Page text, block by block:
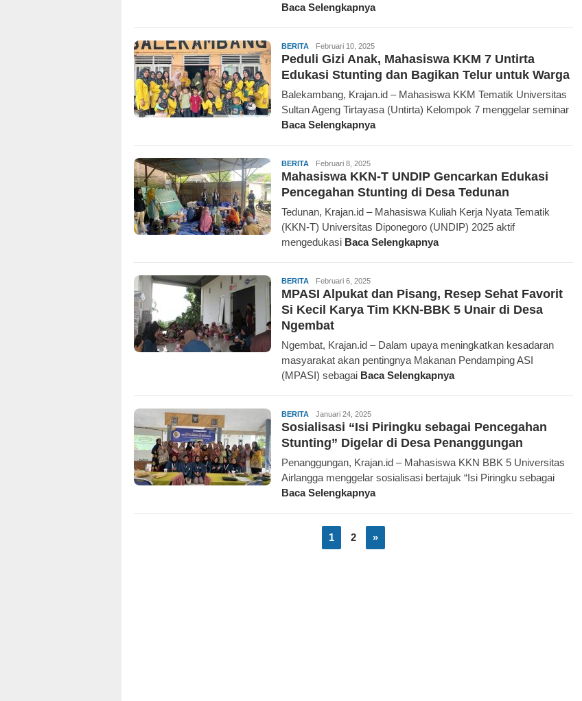
Baca Selengkapnya
BERITA Bani
Kamilawati
Februari 10, 2025
Peduli Gizi Anak, Mahasiswa KKM 7 Untirta
Edukasi Stunting dan Bagikan Telur untuk Warga
Balekambang, Krajan.id – Mahasiswa KKM Tematik Universitas
Sultan Ageng Tirtayasa (Untirta) Kelompok 7 menggelar seminar
Baca Selengkapnya
BERITA Bani
Kamilawati
Februari 8, 2025
Mahasiswa KKN-T UNDIP Gencarkan Edukasi
Pencegahan Stunting di Desa Tedunan
Tedunan, Krajan.id – Mahasiswa Kuliah Kerja Nyata Tematik
(KKN-T) Universitas Diponegoro (UNDIP) 2025 aktif
mengedukasi Baca Selengkapnya
BERITA Bani
Kamilawati
Februari 6, 2025
MPASI Alpukat dan Pisang, Resep Sehat Favorit
Si Kecil Karya Tim KKN-BBK 5 Unair di Desa
Ngembat
Ngembat, Krajan.id – Dalam upaya meningkatkan kesadaran
masyarakat akan pentingnya Makanan Pendamping ASI
(MPASI) sebagai Baca Selengkapnya
BERITA Redaksi
Januari 24, 2025
Sosialisasi “Isi Piringku sebagai Pencegahan
Stunting” Digelar di Desa Penanggungan
Penanggungan, Krajan.id – Mahasiswa KKN BBK 5 Universitas
Airlangga menggelar sosialisasi bertajuk “Isi Piringku sebagai
Baca Selengkapnya
1 2 »